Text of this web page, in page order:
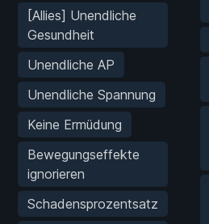
[Allies] Unendliche
Gesundheit
Unendliche AP
Unendliche Spannung
Keine Ermüdung
Bewegungseffekte
ignorieren
Schadensprozentsatz